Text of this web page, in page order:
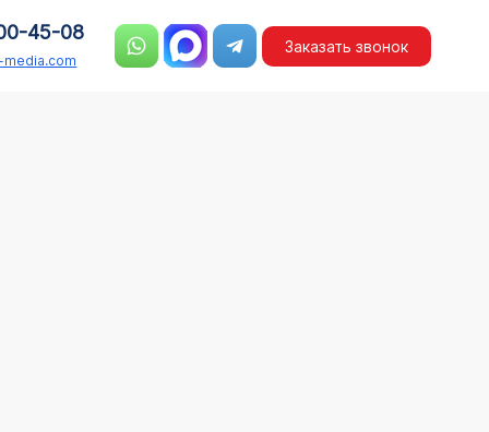
45-08
Заказать звонок